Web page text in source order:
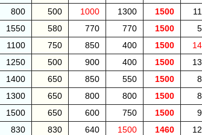
800 500 1000 1300 1500
1550 580 770 770 1500
1100 750 850 400 1500
1250 500 900 400 1500
1400 650 850 550 1500
1300 650 800 800 1500
1500 650 600 750 1500
830 830 640 1500 1460